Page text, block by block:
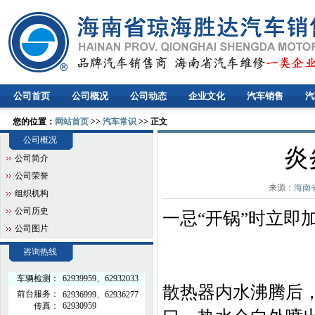
公司首页 公司概况 公司动态 企业文化 汽车销售
您的位置： 网站首页 >> 汽车常识 >> 正文
公司概况
公司简介
公司荣誉
组织机构
公司历史
公司图片
咨询热线
车辆检测：
62939959、62932033
前台服务：
传真：
62936999、62936277
62930959
炎
来源： 海南
一忌“开锅”时立即
散热器内水沸腾后